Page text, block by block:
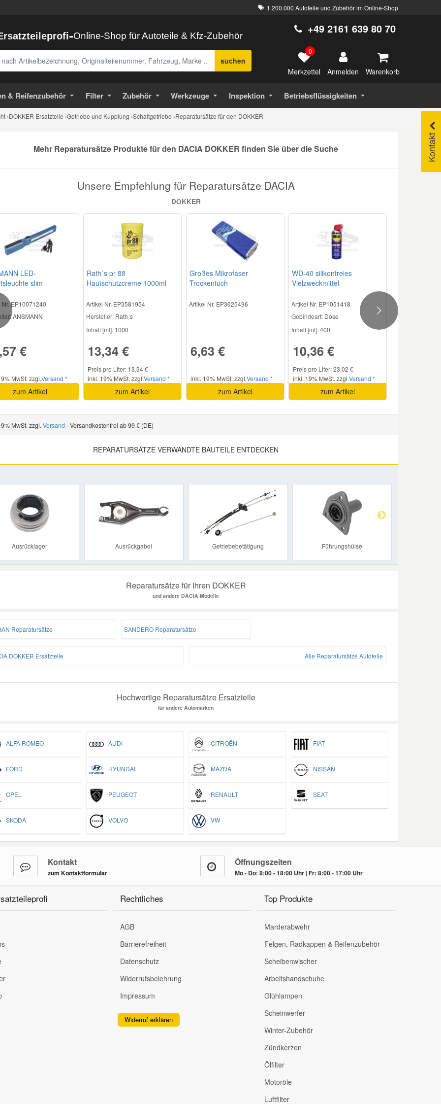
1.200.000 Autoteile und Zubehör im Online-Shop
-Online-Shop für Autoteile & Kfz-Zubehör
suchen
+49 2161 639 80 70
0
Merkzettel Anmelden Warenkorb
& Reifenzubehör Filter Zubehör Werkzeuge Inspektion Betriebsflüssigkeiten
›DOKKER Ersatzteile ›Getriebe und Kupplung ›Schaltgetriebe ›Reparatursätze für den DOKKER
Kontakt
Mehr Reparatursätze Produkte für den DACIA DOKKER finden Sie über die Suche
Unsere Empfehlung für Reparatursätze DACIA
DOKKER
LED-
slim
Nr. EP10071240
: ANSMANN
€
MwSt. zzgl.Versand *
zum Artikel
Rath´s pr 88
Hautschutzcreme 1000ml
Artikel Nr. EP3581954
Hersteller: Rath´s
Inhalt [ml]: 1000
13,34 €
Preis pro Liter: 13,34 €
inkl. 19% MwSt. zzgl.Versand *
zum Artikel
Großes Mikrofaser
Trockentuch
Artikel Nr. EP3625496
6,63 €
inkl. 19% MwSt. zzgl.Versand *
zum Artikel
WD-40 silikonfreies
Vielzweckmittel
Artikel Nr. EP1051418
Gebindeart: Dose
Inhalt [ml]:400
10,36 €
Preis pro Liter: 23,02 €
inkl. 19% MwSt. zzgl.Versand *
zum Artikel
Next
MwSt. zzgl. Versand - Versandkostenfrei ab 99 € (DE)
REPARATURSÄTZE VERWANDTE BAUTEILE ENTDECKEN
Ausrücklager Ausrückgabel Getriebebetätigung Führungshülse
Previous
Reparatursätze für Ihren DOKKER
und andere DACIA Modelle
Reparatursätze SANDERO Reparatursätze
DOKKER Ersatzteile Alle Reparatursätze Autoteile
Hochwertige Reparatursätze Ersatzteile
für andere Automarken
ALFA ROMEO AUDI CITROËN FIAT
FORD HYUNDAI MAZDA NISSAN
OPEL PEUGEOT RENAULT SEAT
SKODA VOLVO VW
Kontakt
zum Kontaktformular
Öffnungszeiten
Mo - Do: 8:00 - 18:00 Uhr | Fr: 8:00 - 17:00 Uhr
Rechtliches
AGB
Barrierefreiheit
Datenschutz
Widerrufsbelehrung
Impressum
Widerruf erklären
Top Produkte
Marderabwehr
Felgen, Radkappen & Reifenzubehör
Scheibenwischer
Arbeitshandschuhe
Glühlampen
Scheinwerfer
Winter-Zubehör
Zündkerzen
Ölfilter
Motoröle
Luftfilter